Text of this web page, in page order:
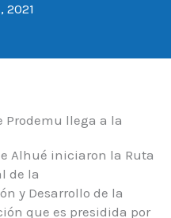
2021
Prodemu llega a la
Alhué iniciaron la Ruta
de la
y Desarrollo de la
que es presidida por